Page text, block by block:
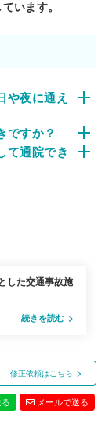
います。
や夜に通え
ですか？
て通院でき
した交通事故施
続きを読む navigate_next
修正依頼はこちら
メールで送る